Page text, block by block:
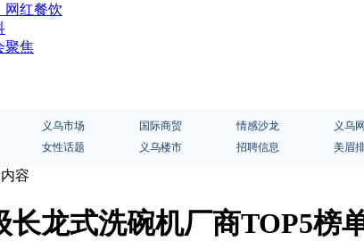
网红餐饮
聚焦
义乌市场 国际商贸 情感沙龙 义乌
女性话题 义乌楼市 招聘信息 美眉
容
长龙式洗碗机厂商TOP5榜